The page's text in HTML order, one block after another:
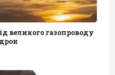
великого газопроводу